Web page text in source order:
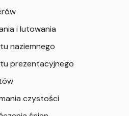
i lutowania
naziemnego
prezentacyjnego
czystości